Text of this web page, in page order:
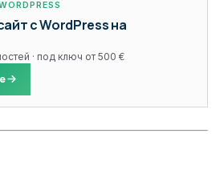
с WordPress на
· под ключ от 500 €